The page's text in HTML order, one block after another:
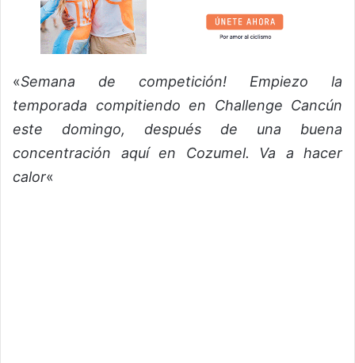
«Semana de competición! Empiezo la
temporada compitiendo en Challenge Cancún
este domingo, después de una buena
concentración aquí en Cozumel. Va a hacer
calor«